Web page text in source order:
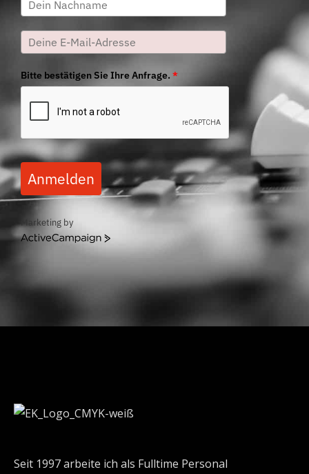
Bitte bestätigen Sie Ihre Anfrage. *
Anmelden
Marketing by
ActiveCampaign
Seit 1997 arbeite ich als Fulltime Personal